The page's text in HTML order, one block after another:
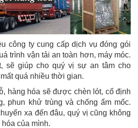
công ty cung cấp dịch vụ đóng gói
trình vận tải an toàn hơn, máy móc.
sẽ giúp cho quý vị sự an tâm cho
quá nhiều thời gian.
hàng hóa sẽ được chèn lót, cố định
phun khử trùng và chống ẩm mốc.
xa đến đâu, quý vị cũng không
của mình.